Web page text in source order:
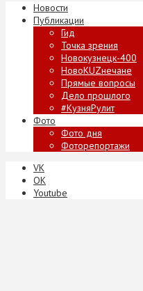
Новости
Публикации
Гид
Точка зрения
Новокузнецк-400
НовоKUZнечане
Прямые вопросы
Дело прошлого
#КузняРулит
Фото
Фото дня
Фоторепортажи
VK
ОК
Youtube